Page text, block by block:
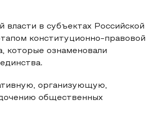
в субъектах Российской
конституционно-правовой
которые ознаменовали
организующую,
общественных